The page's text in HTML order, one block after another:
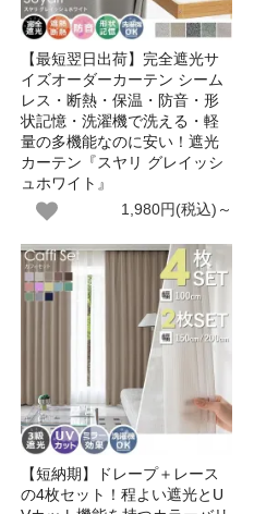
【最短翌日出荷】完全遮光サ
イズオーダーカーテン シーム
レス・断熱・保温・防音・形
状記憶・洗濯機で洗える・軽
量の多機能なのに安い！遮光
カーテン『スヤリ グレイッシ
ュホワイト』
1,980円(税込)～
【短納期】ドレープ＋レース
の4枚セット！程よい遮光とU